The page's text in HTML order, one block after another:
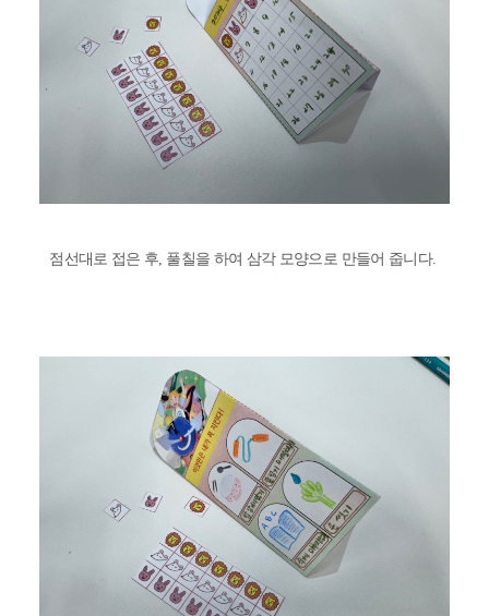
점선대로 접은 후, 풀칠을 하여 삼각 모양으로 만들어 줍니다.